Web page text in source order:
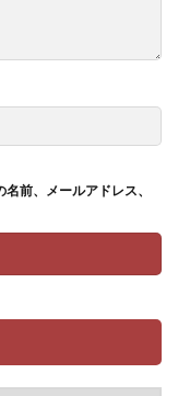
前、メールアドレス、